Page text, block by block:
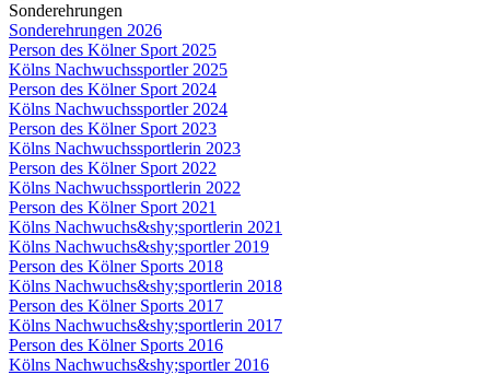
Sonderehrungen
Sonderehrungen 2026
Person des Kölner Sport 2025
Kölns Nachwuchssportler 2025
Person des Kölner Sport 2024
Kölns Nachwuchssportler 2024
Person des Kölner Sport 2023
Kölns Nachwuchssportlerin 2023
Person des Kölner Sport 2022
Kölns Nachwuchssportlerin 2022
Person des Kölner Sport 2021
Kölns Nachwuchs&shy;sportlerin 2021
Kölns Nachwuchs&shy;sportler 2019
Person des Kölner Sports 2018
Kölns Nachwuchs&shy;sportlerin 2018
Person des Kölner Sports 2017
Kölns Nachwuchs&shy;sportlerin 2017
Person des Kölner Sports 2016
Kölns Nachwuchs&shy;sportler 2016